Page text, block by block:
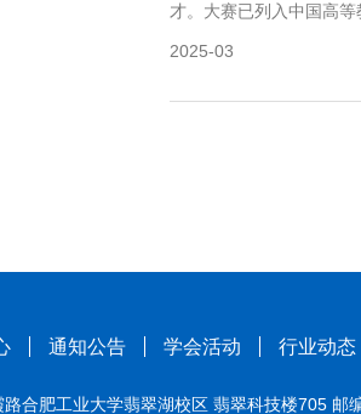
才。大赛已列入中国高
2025-03
通知公告 学会活动 行业动态
合肥工业大学翡翠湖校区 翡翠科技楼705